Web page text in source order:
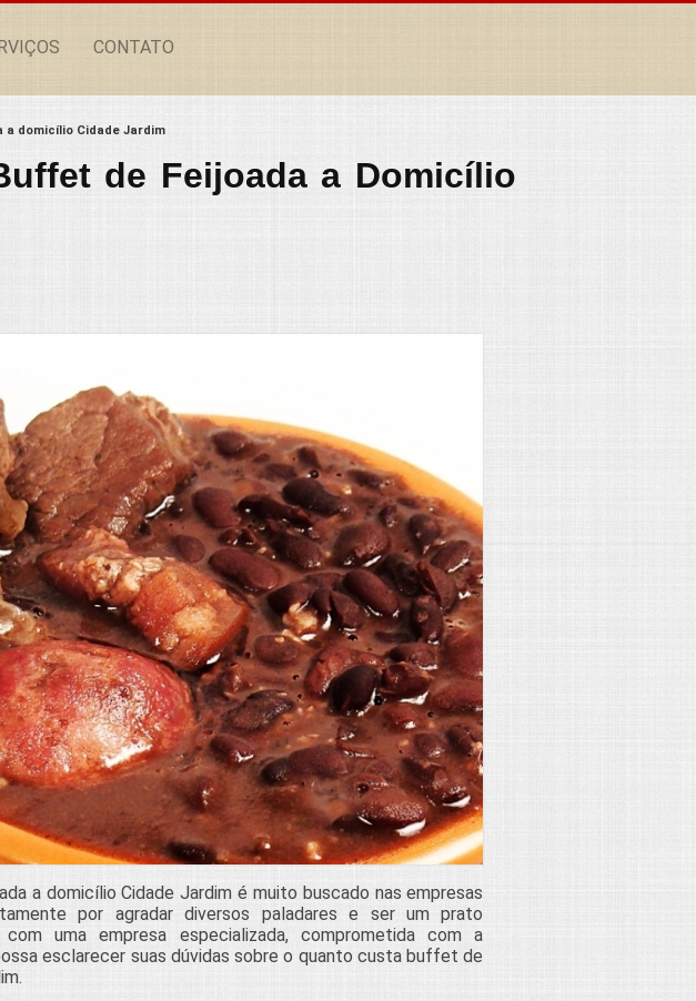
CONTATO
domicílio Cidade Jardim
de Feijoada a Domicílio
a domicílio Cidade Jardim é muito buscado nas empresas
por agradar diversos paladares e ser um prato
uma empresa especializada, comprometida com a
esclarecer suas dúvidas sobre o quanto custa buffet de